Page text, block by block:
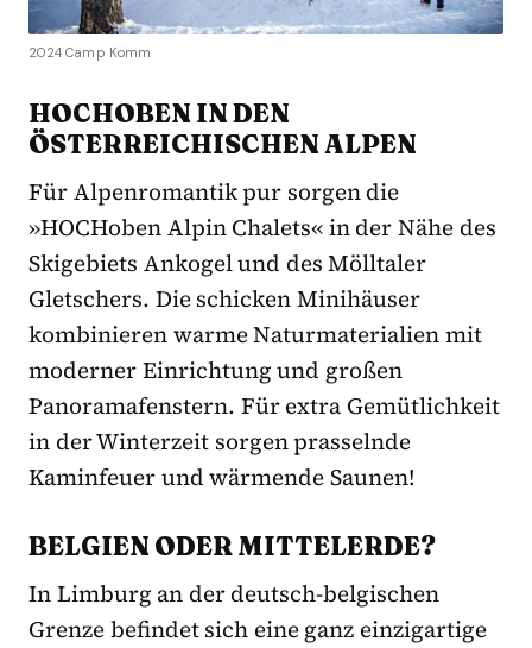
2024 Camp Komm
HOCHOBEN IN DEN
ÖSTERREICHISCHEN ALPEN
Für Alpenromantik pur sorgen die
»HOCHoben Alpin Chalets« in der Nähe des
Skigebiets Ankogel und des Mölltaler
Gletschers. Die schicken Minihäuser
kombinieren warme Naturmaterialien mit
moderner Einrichtung und großen
Panoramafenstern. Für extra Gemütlichkeit
in der Winterzeit sorgen prasselnde
Kaminfeuer und wärmende Saunen!
BELGIEN ODER MITTELERDE?
In Limburg an der deutsch-belgischen
Grenze befindet sich eine ganz einzigartige